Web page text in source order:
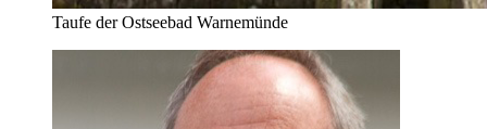
Taufe der Ostseebad Warnemünde